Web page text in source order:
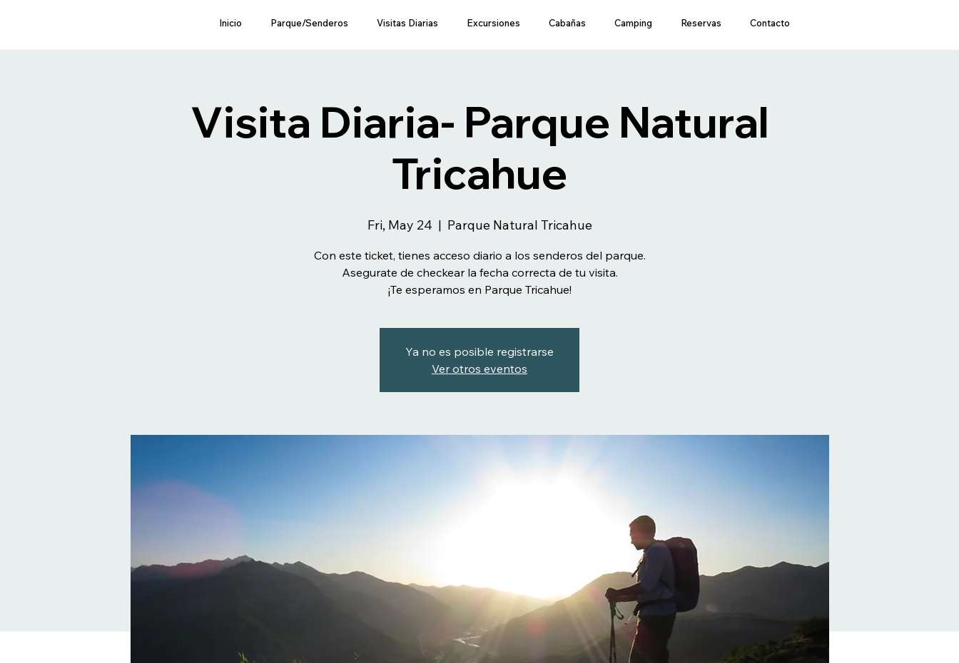
Inicio Parque/Senderos Visitas Diarias Excursiones Cabañas Camping Reservas Contacto
Visita Diaria- Parque Natural
Tricahue
Fri, May 24
  |
Parque Natural Tricahue
Con este ticket, tienes acceso diario a los senderos del parque.
Asegurate de checkear la fecha correcta de tu visita.
¡Te esperamos en Parque Tricahue!
Ya no es posible registrarse
Ver otros eventos